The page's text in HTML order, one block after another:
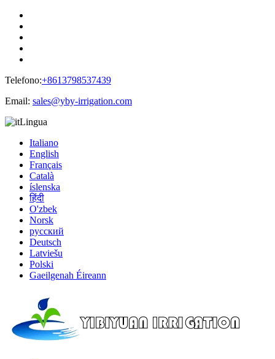
Telefono:+8613798537439
Email: sales@yby-irrigation.com
Lingua
Italiano
English
Français
Català
íslenska
हिंदी
O'zbek
Norsk
русский
Deutsch
Latviešu
Polski
Gaeilgenah Éireann